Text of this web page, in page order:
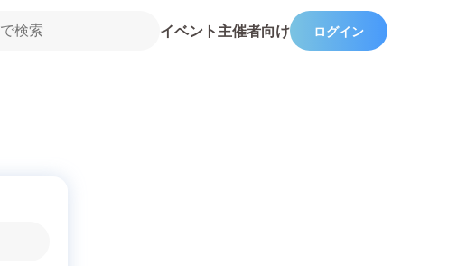
イベント主催者向け ログイン